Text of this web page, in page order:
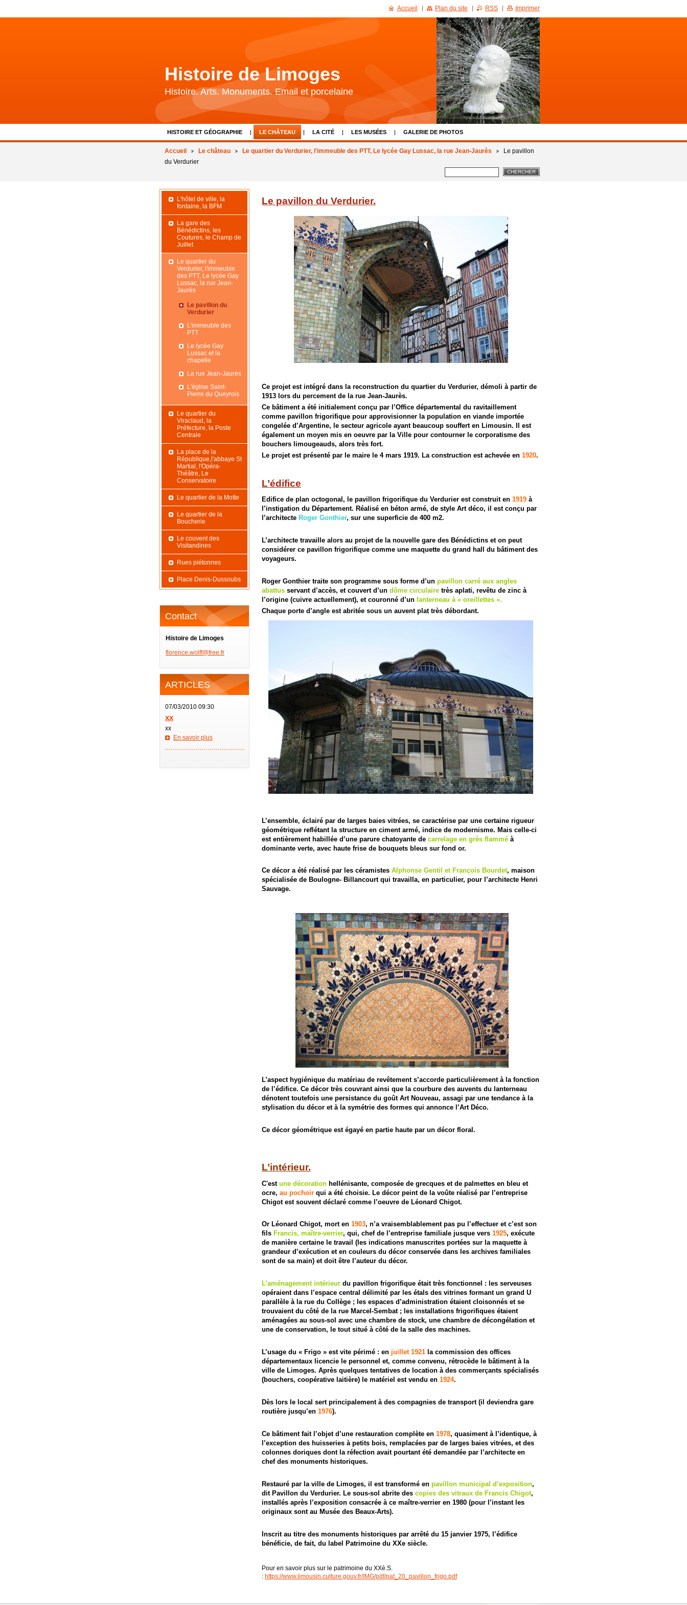
Histoire de Limoges
Histoire. Arts. Monuments. Email et porcelaine
HISTOIRE ET GÉOGRAPHIE LE CHÂTEAU LA CITÉ LES MUSÉES GALERIE DE PHOTOS
BIBLIOGRAPHIE ET LIENS CALENDRIER D'ÉVÈNEMENTS NOUS CONTACTER
Accueil Le château Le quartier du Verdurier, l'immeuble des PTT, Le lycée Gay Lussac, la rue Jean-Jaurès
Le pavillon
du Verdurier
Le pavillon du Verdurier.
Ce projet est intégré dans la reconstruction du quartier du Verdurier, démoli à partir de
1913 lors du percement de la rue Jean-Jaurès.
Ce bâtiment a été initialement conçu par l’Office départemental du ravitaillement
comme pavillon frigorifique pour approvisionner la population en viande importée
congelée d’Argentine, le secteur agricole ayant beaucoup souffert en Limousin. Il est
également un moyen mis en oeuvre par la Ville pour contourner le corporatisme des
bouchers limougeauds, alors très fort.
Le projet est présenté par le maire le 4 mars 1919. La construction est achevée en 1920.
L’édifice
Edifice de plan octogonal, le pavillon frigorifique du Verdurier est construit en 1919 à
l’instigation du Département. Réalisé en béton armé, de style Art déco, il est conçu par
l’architecte Roger Gonthier, sur une superficie de 400 m2.
L’architecte travaille alors au projet de la nouvelle gare des Bénédictins et on peut
considérer ce pavillon frigorifique comme une maquette du grand hall du bâtiment des
voyageurs.
Roger Gonthier traite son programme sous forme d’un pavillon carré aux angles
abattus servant d’accès, et couvert d’un dôme circulaire très aplati, revêtu de zinc à
l’origine (cuivre actuellement), et couronné d’un lanterneau à « oreillettes ».
Chaque porte d’angle est abritée sous un auvent plat très débordant.
L’ensemble, éclairé par de larges baies vitrées, se caractérise par une certaine rigueur
géométrique reflétant la structure en ciment armé, indice de modernisme. Mais celle-ci
est entièrement habillée d’une parure chatoyante de carrelage en grès flammé à
dominante verte, avec haute frise de bouquets bleus sur fond or.
Ce décor a été réalisé par les céramistes Alphonse Gentil et François Bourdet, maison
spécialisée de Boulogne- Billancourt qui travailla, en particulier, pour l’architecte Henri
Sauvage.
L’aspect hygiénique du matériau de revêtement s’accorde particulièrement à la fonction
de l’édifice. Ce décor très couvrant ainsi que la courbure des auvents du lanterneau
dénotent toutefois une persistance du goût Art Nouveau, assagi par une tendance à la
stylisation du décor et à la symétrie des formes qui annonce l’Art Déco.
Ce décor géométrique est égayé en partie haute par un décor floral.
L’intérieur.
C'est une décoration hellénisante, composée de grecques et de palmettes en bleu et
ocre, au pochoir qui a été choisie. Le décor peint de la voûte réalisé par l’entreprise
Chigot est souvent déclaré comme l’oeuvre de Léonard Chigot.
Or Léonard Chigot, mort en 1903, n’a vraisemblablement pas pu l’effectuer et c’est son
fils Francis, maître-verrier, qui, chef de l’entreprise familiale jusque vers 1925, exécute
de manière certaine le travail (les indications manuscrites portées sur la maquette à
grandeur d’exécution et en couleurs du décor conservée dans les archives familiales
sont de sa main) et doit être l’auteur du décor.
L’aménagement intérieur du pavillon frigorifique était très fonctionnel : les serveuses
opéraient dans l’espace central délimité par les étals des vitrines formant un grand U
parallèle à la rue du Collège ; les espaces d’administration étaient cloisonnés et se
trouvaient du côté de la rue Marcel-Sembat ; les installations frigorifiques étaient
aménagées au sous-sol avec une chambre de stock, une chambre de décongélation et
une de conservation, le tout situé à côté de la salle des machines.
L’usage du « Frigo » est vite périmé : en juillet 1921 la commission des offices
départementaux licencie le personnel et, comme convenu, rétrocède le bâtiment à la
ville de Limoges. Après quelques tentatives de location à des commerçants spécialisés
(bouchers, coopérative laitière) le matériel est vendu en 1924.
Dès lors le local sert principalement à des compagnies de transport (il deviendra gare
routière jusqu’en 1976).
Ce bâtiment fait l’objet d’une restauration complète en 1978, quasiment à l’identique, à
l’exception des huisseries à petits bois, remplacées par de larges baies vitrées, et des
colonnes doriques dont la réfection avait pourtant été demandée par l’architecte en
chef des monuments historiques.
Restauré par la ville de Limoges, il est transformé en pavillon municipal d’exposition,
dit Pavillon du Verdurier. Le sous-sol abrite des copies des vitraux de Francis Chigot,
installés après l’exposition consacrée à ce maître-verrier en 1980 (pour l’instant les
originaux sont au Musée des Beaux-Arts).
Inscrit au titre des monuments historiques par arrêté du 15 janvier 1975, l’édifice
bénéficie, de fait, du label Patrimoine du XXe siècle.
Pour en savoir plus sur le patrimoine du XXè.S.
: https://www.limousin.culture.gouv.fr/IMG/pdf/pat_20_pavillon_frigo.pdf
L'hôtel de ville, la
fontaine, la BFM
La gare des
Bénédictins, les
Coutures, le Champ de
Juillet
Le quartier du
Verdurier, l'immeuble
des PTT, Le lycée Gay
Lussac, la rue Jean-
Jaurès
Le pavillon du
Verdurier
L'immeuble des
PTT
Le lycée Gay
Lussac et la
chapelle
La rue Jean-Jaurès
L'église Saint-
Pierre du Queyrois
Le quartier du
Viraclaud, la
Préfecture, la Poste
Centrale
La place de la
République,l'abbaye St
Martial, l'Opéra-
Théâtre, Le
Conservatoire
Le quartier de la Motte
Le quartier de la
Boucherie
Le couvent des
Visitandines
Rues piétonnes
Place Denis-Dussoubs
Contact
Histoire de Limoges
florence.wolff@free.fr
ARTICLES
07/03/2010 09:30
xx
xx
En savoir plus
Accueil Plan du site RSS Imprimer